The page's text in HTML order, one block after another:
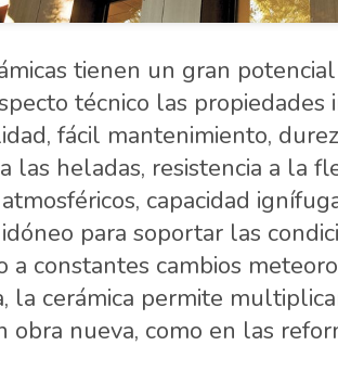
tienen un gran
técnico las propiedades
fácil mantenimiento,
las heladas, resistencia a la
capacidad
para soportar las
a constantes cambios
la cerámica permite
obra nueva, como en las